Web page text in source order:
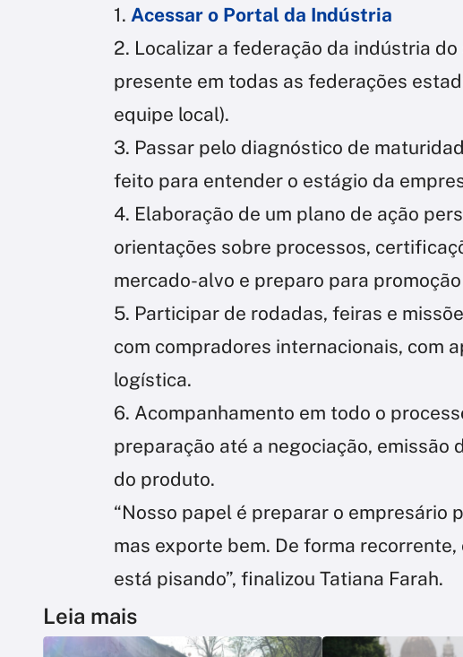
1. Acessar o Portal da Indústria
2. Localizar a federação da indústria
presente em todas as federações
equipe local).
3. Passar pelo diagnóstico de
feito para entender o estágio da
4. Elaboração de um plano de ação
orientações sobre processos,
mercado-alvo e preparo para
5. Participar de rodadas, feiras e
com compradores internacionais, com
logística.
6. Acompanhamento em todo o
preparação até a negociação, emissão
do produto.
“Nosso papel é preparar o empresário
mas exporte bem. De forma
está pisando”, finalizou Tatiana Farah.
Leia mais